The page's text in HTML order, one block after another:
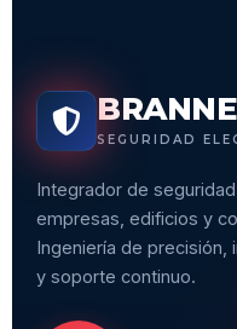
SEGURIDAD
Integrador de
empresas, edificios y
Ingeniería de precisión,
y soporte continuo.